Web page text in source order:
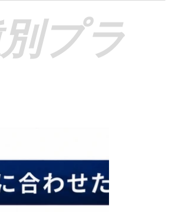
をしっかりとお伺いしたうえで、
プション」だけをご提案しており
ションをおすすめすることはござ
テム構成をご案内いたします。
までこだわった隠ぺい施工を行っ
ため、施工後にオプションを追加
施工した配線や内装を再度分解・
り、新規施工時より工賃が高くな
ございます。 ご検討中のオプショ
ら、できるだけカーセキュリティ
とめてお取り付けいただくことを
ます。 もちろん、ご予算の都合な
のカーセキュリティ施工にも対応
ィーラー様や販売店様から直接ご
も可能ですので、ご納車当日から
場合でも、おおよその納車時期が
事前に施工スケジュールのご相
プラ